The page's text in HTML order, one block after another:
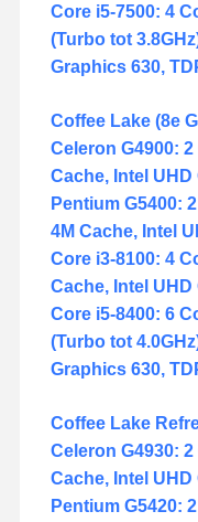
Core i5-7500: 4
(Turbo tot
Graphics 630,
Coffee Lake (8e
Celeron G4900: 2
Cache, Intel UHD
Pentium G5400:
4M Cache, Intel
Core i3-8100: 4
Cache, Intel UHD
Core i5-8400: 6
(Turbo tot
Graphics 630,
Coffee Lake
Celeron G4930: 2
Cache, Intel UHD
Pentium G5420: